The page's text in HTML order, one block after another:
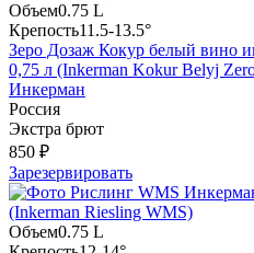
Объем0.75 L
Крепость11.5-13.5°
Зеро Дозаж Кокур белый вино
0,75 л (Inkerman Kokur Belyj
Инкерман
Россия
Экстра брют
850 ₽
Зарезервировать
Объем0.75 L